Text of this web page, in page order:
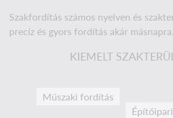
Szakfordítás számos nyelven és
precíz és gyors fordítás akár másnapra.
KIEMELT
Műszaki fordítás